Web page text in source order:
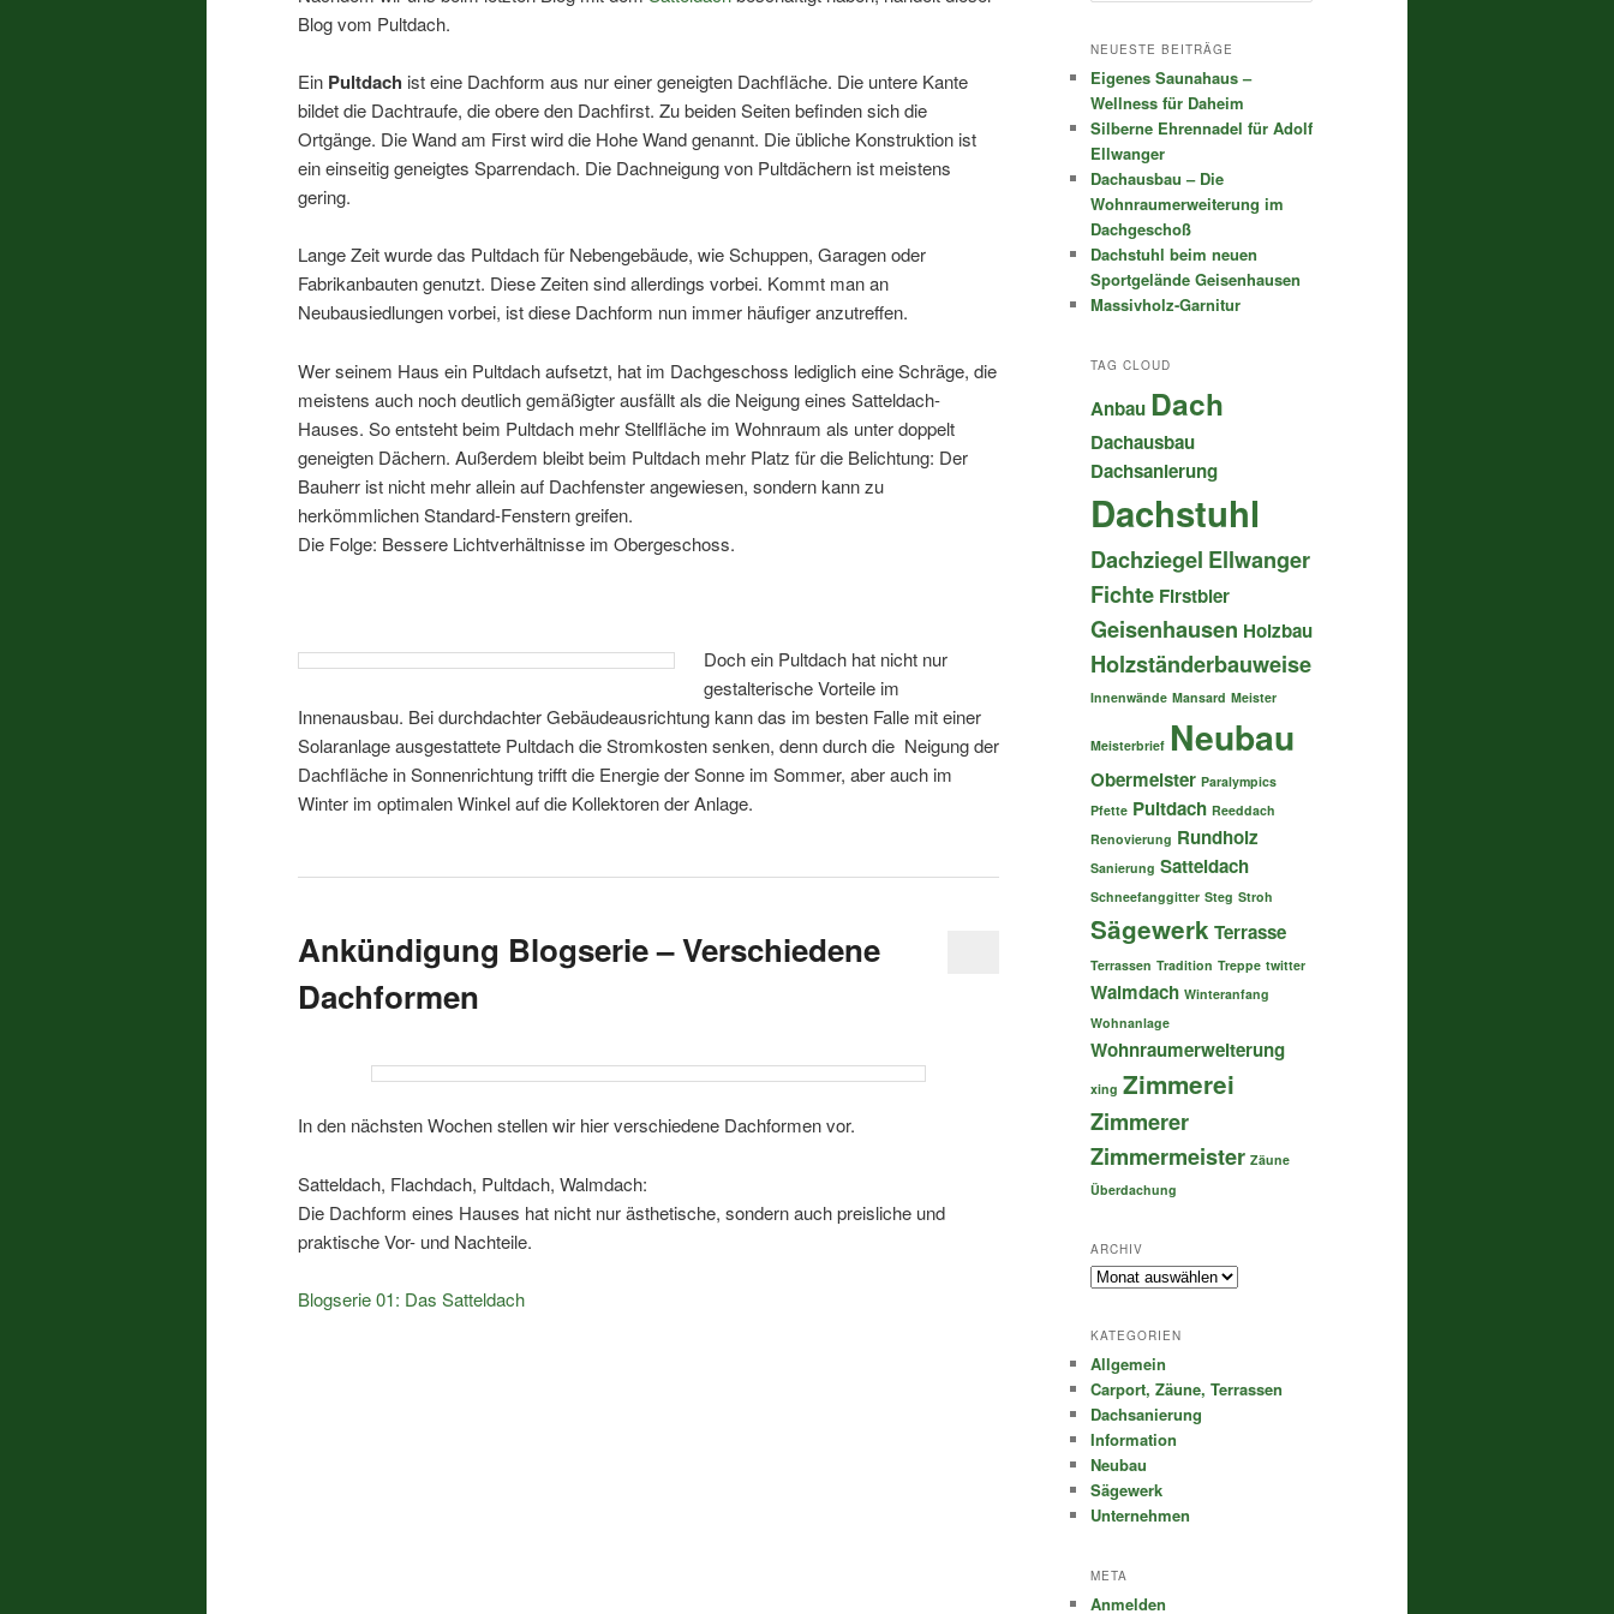
Blog vom Pultdach.
Ein Pultdach ist eine Dachform aus nur einer geneigten Dachfläche. Die untere Kante
bildet die Dachtraufe, die obere den Dachfirst. Zu beiden Seiten befinden sich die
Ortgänge. Die Wand am First wird die Hohe Wand genannt. Die übliche Konstruktion ist
ein einseitig geneigtes Sparrendach. Die Dachneigung von Pultdächern ist meistens
gering.
Lange Zeit wurde das Pultdach für Nebengebäude, wie Schuppen, Garagen oder
Fabrikanbauten genutzt. Diese Zeiten sind allerdings vorbei. Kommt man an
Neubausiedlungen vorbei, ist diese Dachform nun immer häufiger anzutreffen.
Wer seinem Haus ein Pultdach aufsetzt, hat im Dachgeschoss lediglich eine Schräge, die
meistens auch noch deutlich gemäßigter ausfällt als die Neigung eines Satteldach-
Hauses. So entsteht beim Pultdach mehr Stellfläche im Wohnraum als unter doppelt
geneigten Dächern. Außerdem bleibt beim Pultdach mehr Platz für die Belichtung: Der
Bauherr ist nicht mehr allein auf Dachfenster angewiesen, sondern kann zu
herkömmlichen Standard-Fenstern greifen.
Die Folge: Bessere Lichtverhältnisse im Obergeschoss.
Doch ein Pultdach hat nicht nur
gestalterische Vorteile im
Innenausbau. Bei durchdachter Gebäudeausrichtung kann das im besten Falle mit einer
Solaranlage ausgestattete Pultdach die Stromkosten senken, denn durch die Neigung der
Dachfläche in Sonnenrichtung trifft die Energie der Sonne im Sommer, aber auch im
Winter im optimalen Winkel auf die Kollektoren der Anlage.
Ankündigung Blogserie – Verschiedene
Dachformen
In den nächsten Wochen stellen wir hier verschiedene Dachformen vor.
Satteldach, Flachdach, Pultdach, Walmdach:
Die Dachform eines Hauses hat nicht nur ästhetische, sondern auch preisliche und
praktische Vor- und Nachteile.
Blogserie 01: Das Satteldach
h
n
NEUESTE BEITRÄGE
Eigenes Saunahaus –
Wellness für Daheim
Silberne Ehrennadel für Adolf
Ellwanger
Dachausbau – Die
Wohnraumerweiterung im
Dachgeschoß
Dachstuhl beim neuen
Sportgelände Geisenhausen
Massivholz-Garnitur
TAG CLOUD
Anbau Dach
Dachausbau
Dachsanierung
Dachstuhl
Dachziegel Ellwanger
Fichte Firstbier
Geisenhausen Holzbau
Holzständerbauweise
Innenwände Mansard Meister
Meisterbrief Neubau
Obermeister Paralympics
Pfette Pultdach Reeddach
Renovierung Rundholz
Sanierung Satteldach
Schneefanggitter Steg Stroh
Sägewerk Terrasse
Terrassen Tradition Treppe twitter
Walmdach Winteranfang
Wohnanlage
Wohnraumerweiterung
xing Zimmerei
Zimmerer
Zimmermeister Zäune
Überdachung
ARCHIV
Archiv
KATEGORIEN
Allgemein
Carport, Zäune, Terrassen
Dachsanierung
Information
Neubau
Sägewerk
Unternehmen
META
Anmelden